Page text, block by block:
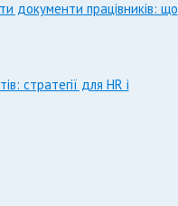
документи працівників: що
стратегії для HR і